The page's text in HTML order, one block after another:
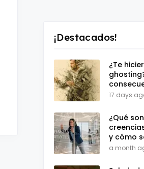
¡Destacados!
¿Te
test de
17 days
¿Qué
y cómo
a month